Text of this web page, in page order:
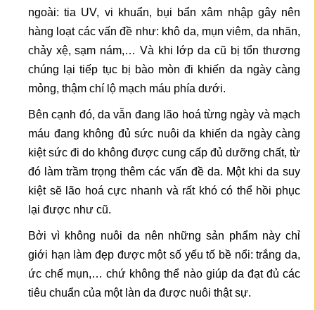
ngoài: tia UV, vi khuẩn, bụi bẩn xâm nhập gây nên
hàng loạt các vấn đề như: khô da, mụn viêm, da nhăn,
chảy xệ, sạm nám,… Và khi lớp da cũ bị tổn thương
chúng lại tiếp tục bị bào mòn đi khiến da ngày càng
mỏng, thậm chí lộ mạch máu phía dưới.
Bên cạnh đó, da vẫn đang lão hoá từng ngày và mạch
máu đang không đủ sức nuôi da khiến da ngày càng
kiệt sức đi do không được cung cấp đủ dưỡng chất, từ
đó làm trầm trọng thêm các vấn đề da. Một khi da suy
kiệt sẽ lão hoá cực nhanh và rất khó có thể hồi phục
lại được như cũ.
Bởi vì không nuôi da nên những sản phẩm này chỉ
giới hạn làm đẹp được một số yếu tố bề nổi: trắng da,
ức chế mụn,… chứ không thể nào giúp da đạt đủ các
tiêu chuẩn của một làn da được nuôi thật sự.